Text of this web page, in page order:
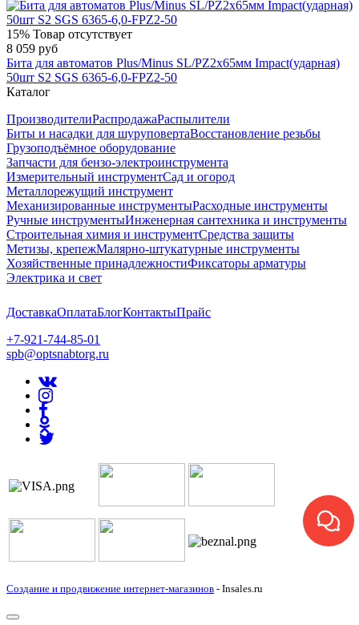
15% Товар отсутствует
8 059 руб
Бита для автоматов Plus/Minus SL/PZ2х65мм Impact(ударная)
50шт S2 SGS 6365-6,0-FPZ2-50
Каталог
ПроизводителиРаспродажаРаспылители
Биты и насадки для шуруповертаВосстановление резьбы
Грузоподъёмное оборудование
Запчасти для бензо-электроинструмента
Измерительный инструментСад и огород
Металлорежущий инструмент
Механизированные инструментыРасходные инструменты
Ручные инструментыИнженерная сантехника и инструменты
Строительная химия и инструментСредства защиты
Метизы, крепежМалярно-штукатурные инструменты
Хозяйственные принадлежностиФиксаторы арматуры
Электрика и свет
ДоставкаОплатаБлогКонтактыПрайс
+7-921-744-85-01
spb@optsnabtorg.ru
Создание и продвижение интернет-магазинов - Insales.ru